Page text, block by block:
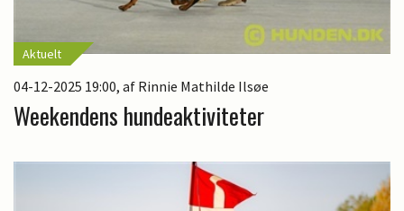
Aktuelt
04-12-2025 19:00, af Rinnie Mathilde Ilsøe
Weekendens hundeaktiviteter